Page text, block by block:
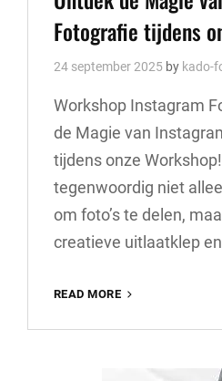
Fotografie tijdens
24 september 2025 by kado-
Workshop Instagram
de Magie van
tijdens onze
tegenwoordig niet
om foto’s te delen,
creatieve uitlaatklep
READ MORE
MAGIE